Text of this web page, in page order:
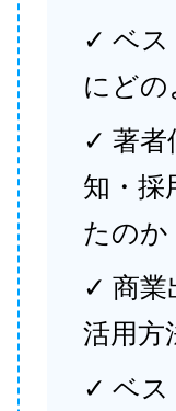
✓ ベス
にど
✓ 著者
知・採
たのか
✓ 商業
活用方
✓ ベス